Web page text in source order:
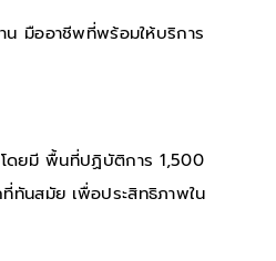
มืออาชีพที่พร้อมให้บริการ
ดยมี พื้นที่ปฏิบัติการ 1,500
ทันสมัย เพื่อประสิทธิภาพใน